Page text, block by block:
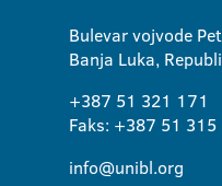
Bulevar vojvode
Banja Luka,
+387 51 321 171
Faks: +387 51 315
info@unibl.org